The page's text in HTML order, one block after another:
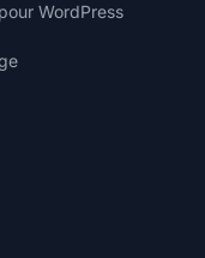
WordPress